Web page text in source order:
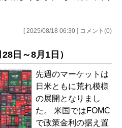
[ 2025/08/18 06:30 ] コメント(0)
日～8月1日）
先週のマーケットは
日米ともに荒れ模様
の展開となりまし
た。 米国ではFOMC
で政策金利の据え置